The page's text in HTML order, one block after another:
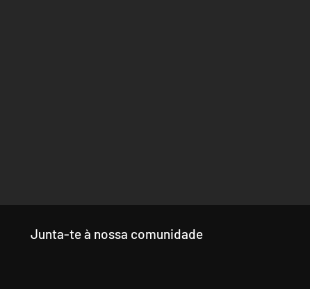
Junta-te à nossa comunidade